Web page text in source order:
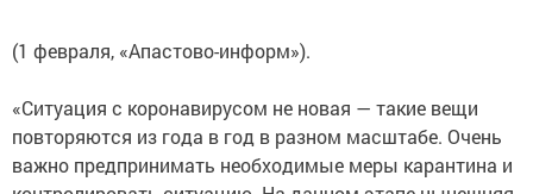
(1 февраля, «Апастово-информ»).
«Ситуация c коронавирусом не новая — такие вещи
повторяются из года в год в разном масштабе. Очень
важно предпринимать необходимые меры карантина и